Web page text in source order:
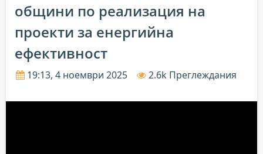
общини по реализация на
проекти за енергийна
ефективност
19:13, 4 ноември 2025 2.6k Преглеждания